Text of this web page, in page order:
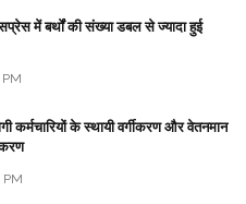
में बर्थों की संख्या डबल से ज्यादा हुई
कर्मचारियों के स्थायी वर्गीकरण और वेतनमान